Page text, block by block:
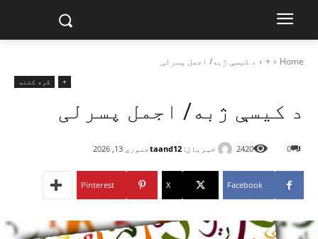
Home
+ د کیسې ژبه/ اجمل پسرلی
+ کره کتنه
د کیسې ژبه/ اجمل پسرلی
خبریال: taand12جنوري 13, 2026 0
2420
Facebook
X
Pinterest